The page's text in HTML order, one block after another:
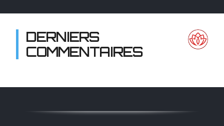
DERNIERS
COMMENTAIRES